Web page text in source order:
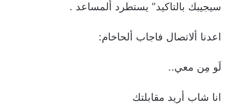
سيجيبك بالتاكيد” يستطرد ألمساعد .
اعدنا ألاتصال فاجاب ألحاخام:
لَو مِن معي..
انا شاب أريد مقابلتك